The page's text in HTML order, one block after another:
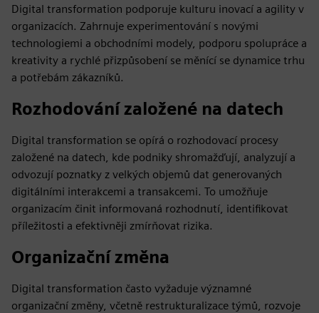
Digital transformation podporuje kulturu inovací a agility v
organizacích. Zahrnuje experimentování s novými
technologiemi a obchodními modely, podporu spolupráce a
kreativity a rychlé přizpůsobení se měnící se dynamice trhu
a potřebám zákazníků.
Rozhodování založené na datech
Digital transformation se opírá o rozhodovací procesy
založené na datech, kde podniky shromažďují, analyzují a
odvozují poznatky z velkých objemů dat generovaných
digitálními interakcemi a transakcemi. To umožňuje
organizacím činit informovaná rozhodnutí, identifikovat
příležitosti a efektivněji zmírňovat rizika.
Organizační změna
Digital transformation často vyžaduje významné
organizační změny, včetně restrukturalizace týmů, rozvoje